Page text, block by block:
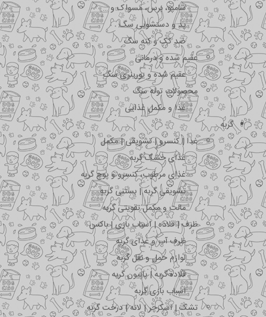
شامپو، برس، مسواک و …
پد و دستشویی سگ
ضد کک و کنه سگ
عقیم شده و درمانی
عقیم شده و یورینری سگ
محصولات توله سگ
غذا و مکمل غذایی
گربه
غذا | کنسرو | تشویقی | مکمل
غذای خشک گربه
غذای مرطوب، کنسرو و پوچ گربه
تشویقی گربه | بستنی گربه
مالت و مکمل تقویتی گربه
ظرف | قلاده | اسباب بازی | باکس
ظرف آب و غذای گربه
لوازم حمل و نقل گربه
قلاده گربه | پاپیون گربه
اسباب بازی گربه
تشک | اسکرچر | لانه | درخت گربه